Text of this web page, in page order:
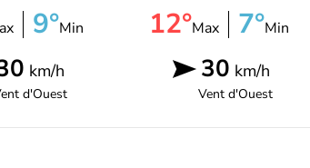
9°Min
km/h
d'Ouest
12°Max 7°Min
30 km/h
Vent d'Ouest